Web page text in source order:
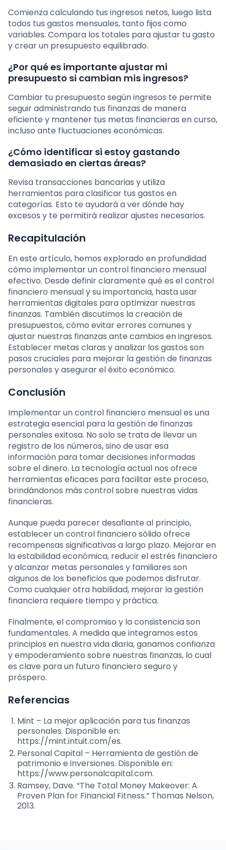
Comienza calculando tus ingresos netos, luego lista
todos tus gastos mensuales, tanto fijos como
variables. Compara los totales para ajustar tu gasto
y crear un presupuesto equilibrado.
¿Por qué es importante ajustar mi
presupuesto si cambian mis ingresos?
Cambiar tu presupuesto según ingresos te permite
seguir administrando tus finanzas de manera
eficiente y mantener tus metas financieras en curso,
incluso ante fluctuaciones económicas.
¿Cómo identificar si estoy gastando
demasiado en ciertas áreas?
Revisa transacciones bancarias y utiliza
herramientas para clasificar tus gastos en
categorías. Esto te ayudará a ver dónde hay
excesos y te permitirá realizar ajustes necesarios.
Recapitulación
En este artículo, hemos explorado en profundidad
cómo implementar un control financiero mensual
efectivo. Desde definir claramente qué es el control
financiero mensual y su importancia, hasta usar
herramientas digitales para optimizar nuestras
finanzas. También discutimos la creación de
presupuestos, cómo evitar errores comunes y
ajustar nuestras finanzas ante cambios en ingresos.
Establecer metas claras y analizar los gastos son
pasos cruciales para mejorar la gestión de finanzas
personales y asegurar el éxito económico.
Conclusión
Implementar un control financiero mensual es una
estrategia esencial para la gestión de finanzas
personales exitosa. No solo se trata de llevar un
registro de los números, sino de usar esa
información para tomar decisiones informadas
sobre el dinero. La tecnología actual nos ofrece
herramientas eficaces para facilitar este proceso,
brindándonos más control sobre nuestras vidas
financieras.
Aunque pueda parecer desafiante al principio,
establecer un control financiero sólido ofrece
recompensas significativas a largo plazo. Mejorar en
la estabilidad económica, reducir el estrés financiero
y alcanzar metas personales y familiares son
algunos de los beneficios que podemos disfrutar.
Como cualquier otra habilidad, mejorar la gestión
financiera requiere tiempo y práctica.
Finalmente, el compromiso y la consistencia son
fundamentales. A medida que integramos estos
principios en nuestra vida diaria, ganamos confianza
y empoderamiento sobre nuestras finanzas, lo cual
es clave para un futuro financiero seguro y
próspero.
Referencias
Mint – La mejor aplicación para tus finanzas
personales. Disponible en:
https://mint.intuit.com/es.
Personal Capital – Herramienta de gestión de
patrimonio e inversiones. Disponible en:
https://www.personalcapital.com.
Ramsey, Dave. “The Total Money Makeover: A
Proven Plan for Financial Fitness.” Thomas Nelson,
2013.